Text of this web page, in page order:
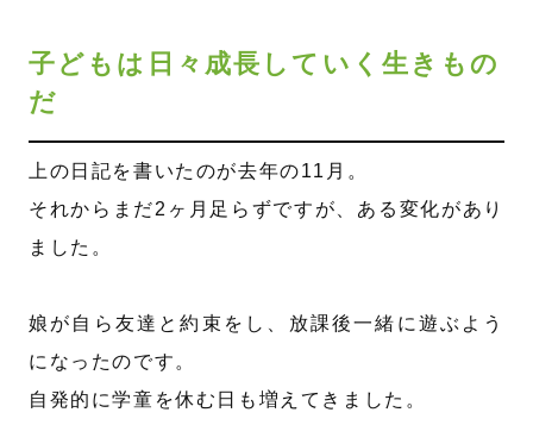
子どもは日々成長していく生きもの
だ
上の日記を書いたのが去年の11月。
それからまだ2ヶ月足らずですが、ある変化があり
ました。
娘が自ら友達と約束をし、放課後一緒に遊ぶよう
になったのです。
自発的に学童を休む日も増えてきました。